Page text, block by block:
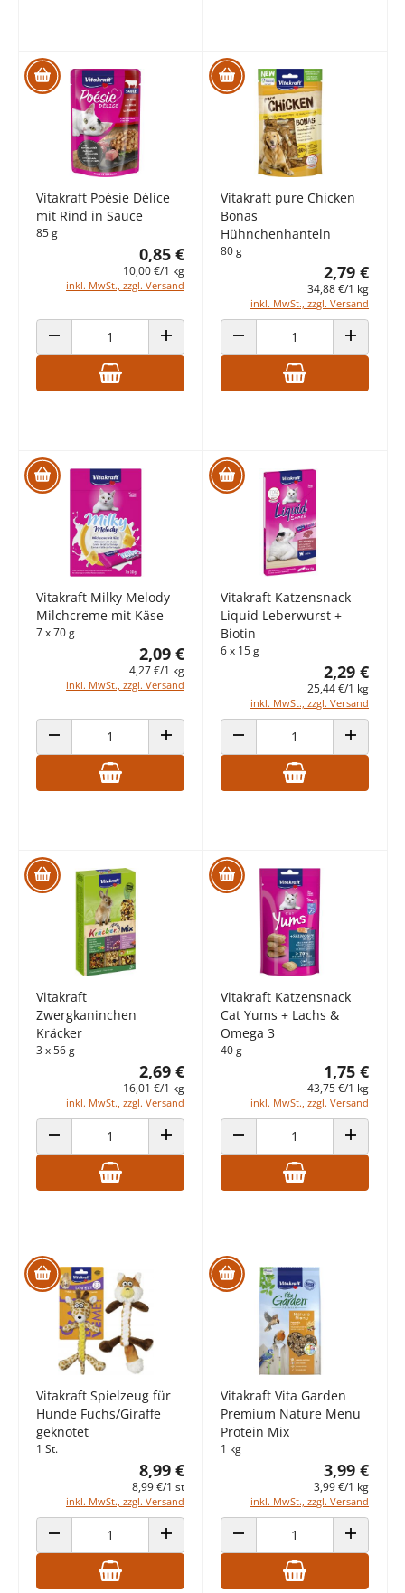
Vitakraft Poésie Délice
mit Rind in Sauce
85 g
0,85 €
10,00 €/1 kg
inkl. MwSt., zzgl. Versand
ANZAHL VERRINGERN ANZAHL ERHÖHEN
Vitakraft pure Chicken
Bonas
Hühnchenhanteln
80 g
2,79 €
34,88 €/1 kg
inkl. MwSt., zzgl. Versand
ANZAHL VERRINGERN ANZAHL
Vitakraft Milky Melody
Milchcreme mit Käse
7 x 70 g
2,09 €
4,27 €/1 kg
inkl. MwSt., zzgl. Versand
ANZAHL VERRINGERN ANZAHL ERHÖHEN
Vitakraft Katzensnack
Liquid Leberwurst +
Biotin
6 x 15 g
2,29 €
25,44 €/1 kg
inkl. MwSt., zzgl. Versand
ANZAHL VERRINGERN ANZAHL
Vitakraft
Zwergkaninchen
Kräcker
3 x 56 g
2,69 €
16,01 €/1 kg
inkl. MwSt., zzgl. Versand
ANZAHL VERRINGERN ANZAHL ERHÖHEN
Vitakraft Katzensnack
Cat Yums + Lachs &
Omega 3
40 g
1,75 €
43,75 €/1 kg
inkl. MwSt., zzgl. Versand
ANZAHL VERRINGERN ANZAHL
Vitakraft Spielzeug für
Hunde Fuchs/Giraffe
geknotet
1 St.
8,99 €
8,99 €/1 st
inkl. MwSt., zzgl. Versand
ANZAHL VERRINGERN ANZAHL ERHÖHEN
Vitakraft Vita Garden
Premium Nature Menu
Protein Mix
1 kg
3,99 €
3,99 €/1 kg
inkl. MwSt., zzgl. Versand
ANZAHL VERRINGERN ANZAHL